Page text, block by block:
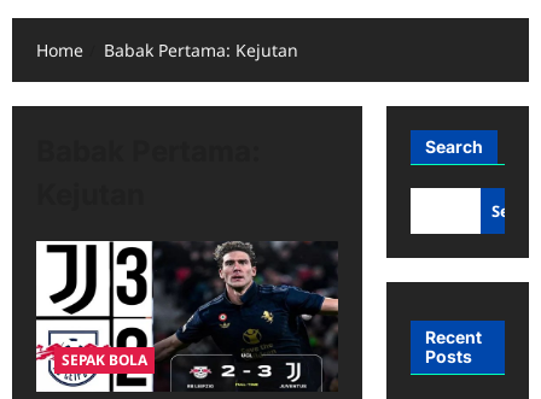
Home Babak Pertama: Kejutan
SEPAK BOLA
Search
Recent
Posts